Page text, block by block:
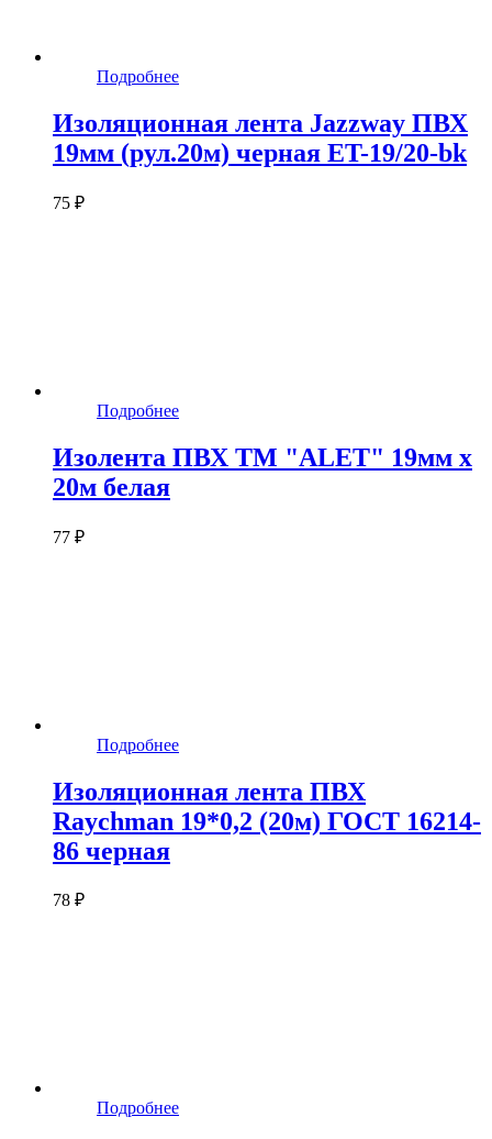
Подробнее
Изоляционная лента Jazzway ПВХ
19мм (рул.20м) черная ET-19/20-bk
75 ₽
Подробнее
Изолента ПВХ ТМ "ALET" 19мм х
20м белая
77 ₽
Подробнее
Изоляционная лента ПВХ
Raychman 19*0,2 (20м) ГОСТ 16214-
86 черная
78 ₽
Подробнее